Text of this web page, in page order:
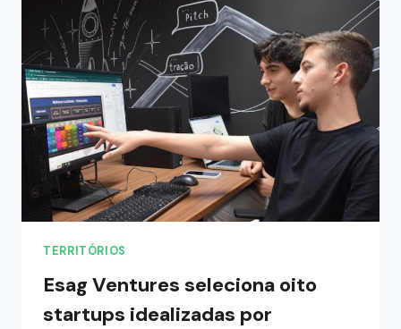
TERRITÓRIOS
Esag Ventures seleciona oito
startups idealizadas por